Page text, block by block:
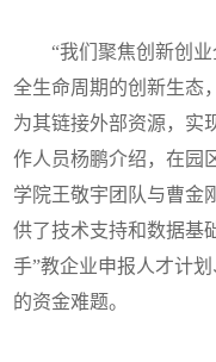
“我们聚焦创新创
全生命周期的创新生态
为其链接外部资源，实
作人员杨鹏介绍，在园
学院王敬宇团队与曹金
供了技术支持和数据基
手”教企业申报人才计
的资金难题。